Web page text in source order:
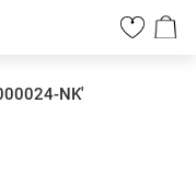
0
NK'